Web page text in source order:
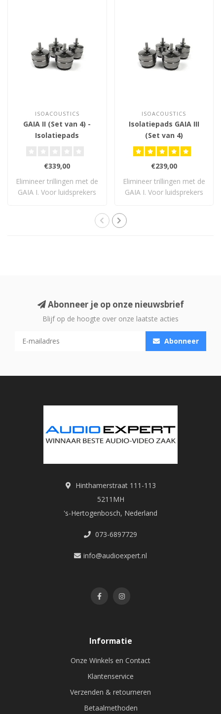
ISOACOUSTICS
GAIA II (Set van 4) -
Isolatiepads
€339,00
Elimineer trillingen met de
GAIA I. Voor luidsprekers
ISOACOUSTICS
Isolatiepads GAIA III
(Set van 4)
€239,00
Elimineer trillingen met de
GAIA I. Voor luidsprekers
Abonneer je op onze nieuwsbrief
Blijf op de hoogte over onze laatste acties
Abonneer
Hinthamerstraat 111-113
5211MH
's-Hertogenbosch, Nederland
073-6897729
info@audioexpert.nl
Informatie
Onze Winkels en Contact
Klantenservice
Verzenden & retourneren
Betaalmethoden